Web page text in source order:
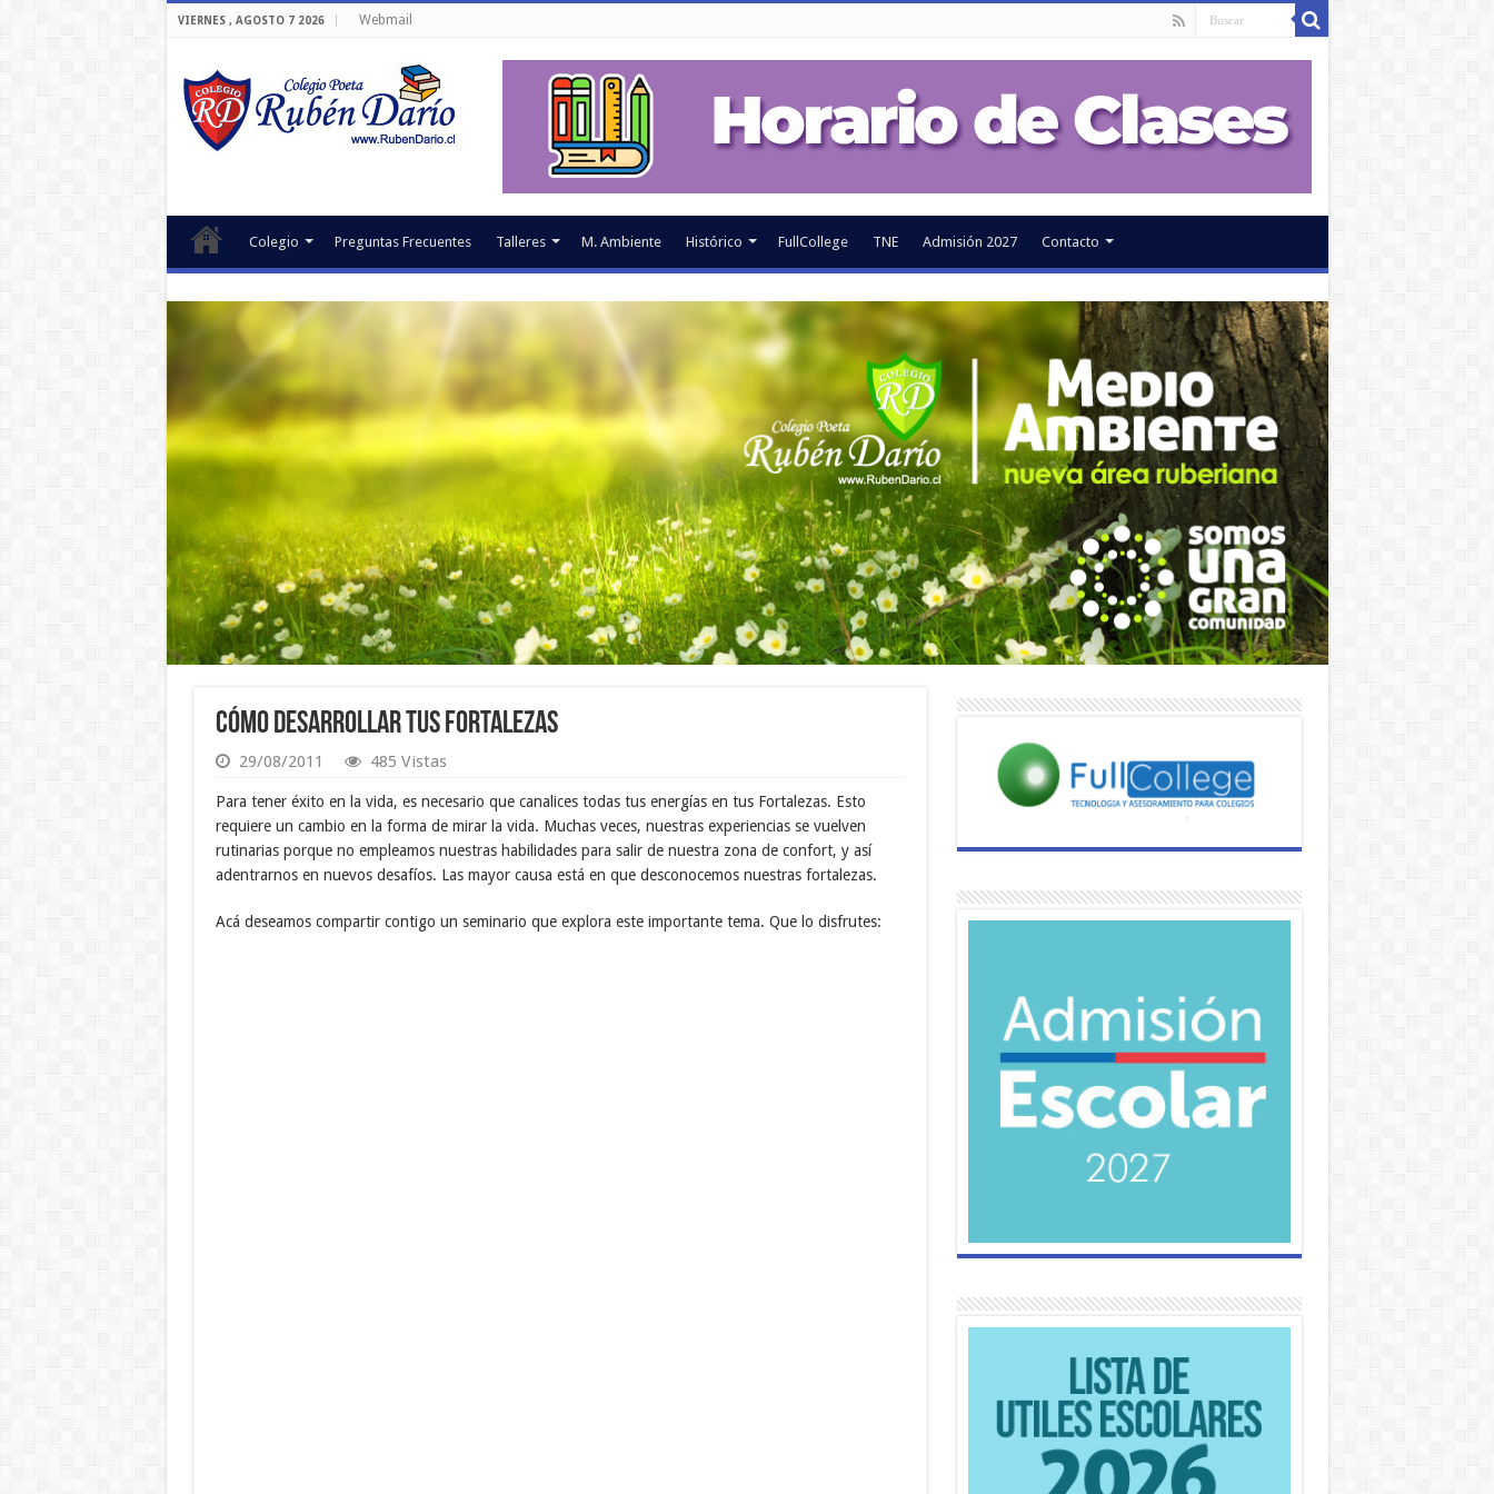
VIERNES , AGOSTO 7 2026 Webmail
Colegio Preguntas Frecuentes Talleres M. Ambiente Histórico FullCollege TNE Admisión 2027 Contacto
Cómo desarrollar tus Fortalezas
29/08/2011 485 Vistas
Para tener éxito en la vida, es necesario que canalices todas tus energías en tus Fortalezas. Esto
requiere un cambio en la forma de mirar la vida. Muchas veces, nuestras experiencias se vuelven
rutinarias porque no empleamos nuestras habilidades para salir de nuestra zona de confort, y así
adentrarnos en nuevos desafíos. Las mayor causa está en que desconocemos nuestras fortalezas.
Acá deseamos compartir contigo un seminario que explora este importante tema. Que lo disfrutes: